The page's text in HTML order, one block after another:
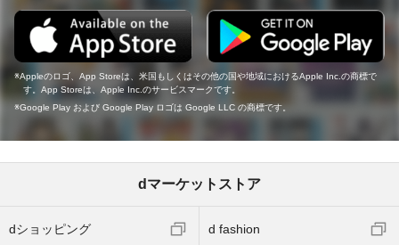
Appleのロゴ、App Storeは、米国もしくはその他の国や地域におけるApple Inc.の商標で
す。App Storeは、Apple Inc.のサービスマークです。
Google Play および Google Play ロゴは Google LLC の商標です。
dマーケットストア
dショッピング d fashion